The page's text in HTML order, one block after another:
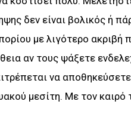
δεν είναι βολικός ή
με λιγότερο ακριβή
αν τους ψάξετε
να
μεσίτη. Με τον καιρό